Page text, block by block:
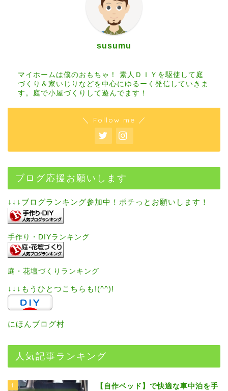
susumu
マイホームは僕のおもちゃ！ 素人ＤＩＹを駆使して庭
づくり＆家いじりなどを中心にゆるーく発信していきま
す。庭で小屋づくりして遊んでます！
＼ Follow me ／
ブログ応援お願いします
↓↓↓ブログランキング参加中！ポチっとお願いします！
手作り・DIYランキング
庭・花壇づくりランキング
↓↓↓もうひとつこちらも!(^^)!
にほんブログ村
人気記事ランキング
1
【自作ベッド】で快適な車中泊を手